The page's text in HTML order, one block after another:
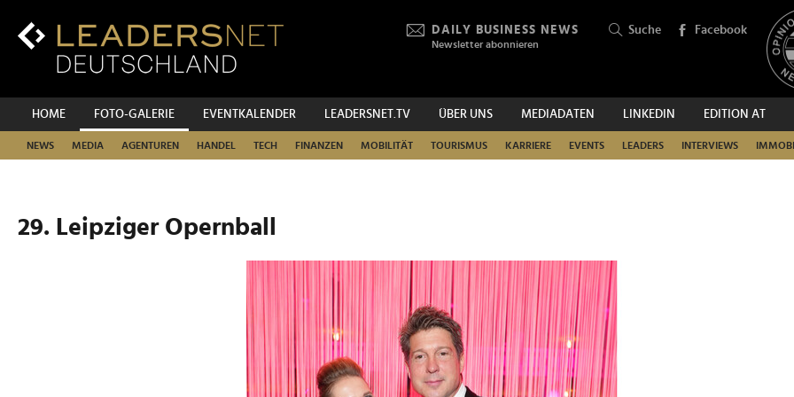
Inhalt
Hauptnavigation
DAILY BUSINESS NEWS
Newsletter abonnieren
Suche Facebook
HOME FOTO-GALERIE EVENTKALENDER LEADERSNET.TV ÜBER UNS MEDIADATEN LINKEDIN EDITION AT
NEWS MEDIA AGENTUREN HANDEL TECH FINANZEN MOBILITÄT TOURISMUS KARRIERE EVENTS LEADERS INTERVIEWS
SUCHEN
29. Leipziger Opernball